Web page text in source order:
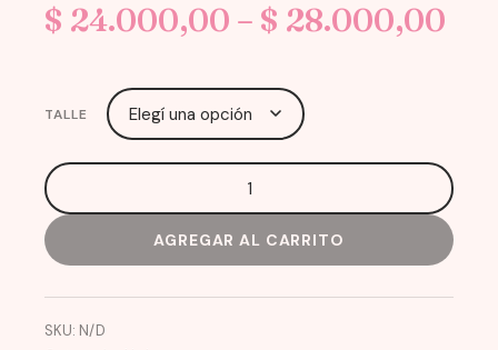
$ 24.000,00 – $ 28.000,00
$
TALLE
Buzo
Cinnamoroll
cantidad
AGREGAR AL CARRITO
SKU: N/D